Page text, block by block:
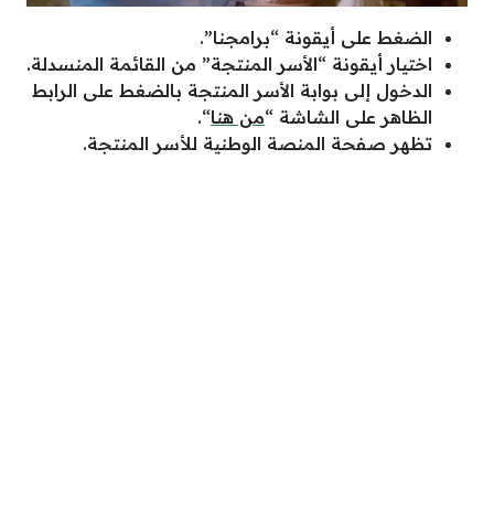
الضغط على أيقونة “برامجنا”.
اختيار أيقونة “الأسر المنتجة” من القائمة المنسدلة.
الدخول إلى بوابة الأسر المنتجة بالضغط على الرابط
الظاهر على الشاشة “من هنا“.
تظهر صفحة المنصة الوطنية للأسر المنتجة.